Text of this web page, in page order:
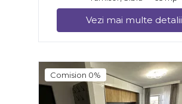
Vezi mai multe detalii
Comision 0%